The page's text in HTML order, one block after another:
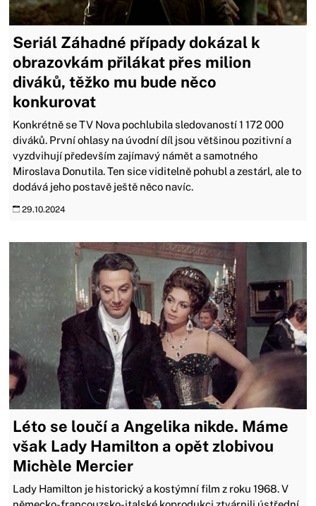
Seriál Záhadné případy dokázal k
obrazovkám přilákat přes milion
diváků, těžko mu bude něco
konkurovat
Konkrétně se TV Nova pochlubila sledovaností 1 172 000
diváků. První ohlasy na úvodní díl jsou většinou pozitivní a
vyzdvihují především zajímavý námět a samotného
Miroslava Donutila. Ten sice viditelně pohubl a zestárl, ale to
dodává jeho postavě ještě něco navíc.
29.10.2024
Léto se loučí a Angelika nikde. Máme
však Lady Hamilton a opět zlobivou
Michèle Mercier
Lady Hamilton je historický a kostýmní film z roku 1968. V